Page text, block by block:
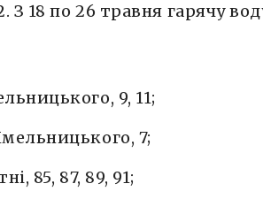
З 18 по 26 травня гарячу
9, 11;
7;
85, 87, 89, 91;